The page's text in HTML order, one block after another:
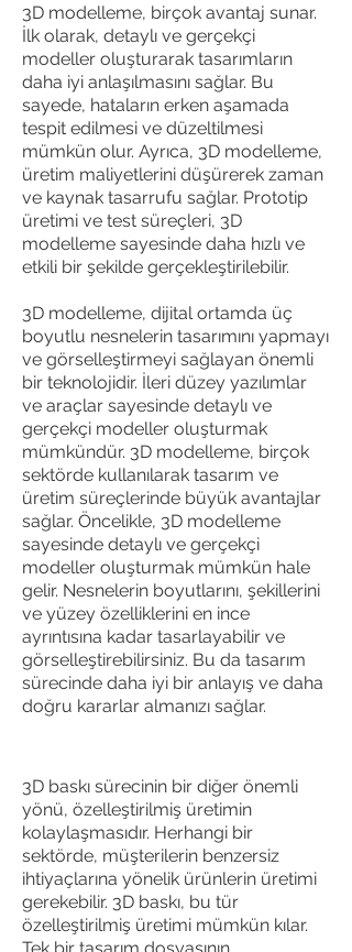
3D modelleme, birçok avantaj sunar.
İlk olarak, detaylı ve gerçekçi
modeller oluşturarak tasarımların
daha iyi anlaşılmasını sağlar. Bu
sayede, hataların erken aşamada
tespit edilmesi ve düzeltilmesi
mümkün olur. Ayrıca, 3D modelleme,
üretim maliyetlerini düşürerek zaman
ve kaynak tasarrufu sağlar. Prototip
üretimi ve test süreçleri, 3D
modelleme sayesinde daha hızlı ve
etkili bir şekilde gerçekleştirilebilir.
3D modelleme, dijital ortamda üç
boyutlu nesnelerin tasarımını yapmayı
ve görselleştirmeyi sağlayan önemli
bir teknolojidir. İleri düzey yazılımlar
ve araçlar sayesinde detaylı ve
gerçekçi modeller oluşturmak
mümkündür. 3D modelleme, birçok
sektörde kullanılarak tasarım ve
üretim süreçlerinde büyük avantajlar
sağlar. Öncelikle, 3D modelleme
sayesinde detaylı ve gerçekçi
modeller oluşturmak mümkün hale
gelir. Nesnelerin boyutlarını, şekillerini
ve yüzey özelliklerini en ince
ayrıntısına kadar tasarlayabilir ve
görselleştirebilirsiniz. Bu da tasarım
sürecinde daha iyi bir anlayış ve daha
doğru kararlar almanızı sağlar.
3D baskı sürecinin bir diğer önemli
yönü, özelleştirilmiş üretimin
kolaylaşmasıdır. Herhangi bir
sektörde, müşterilerin benzersiz
ihtiyaçlarına yönelik ürünlerin üretimi
gerekebilir. 3D baskı, bu tür
özelleştirilmiş üretimi mümkün kılar.
Tek bir tasarım dosyasının
Your 14 days trial has